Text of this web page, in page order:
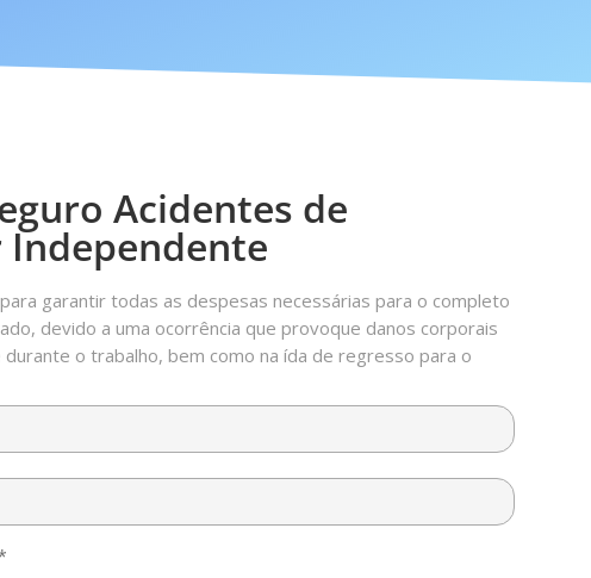
Acidentes de
garantir todas as despesas necessárias para o completo
devido a uma ocorrência que provoque danos corporais
durante o trabalho, bem como na ída de regresso para o